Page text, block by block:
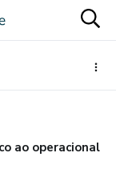
ao operacional